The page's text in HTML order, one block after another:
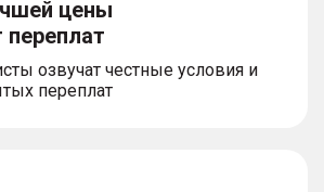
цены
озвучат честные условия и
переплат